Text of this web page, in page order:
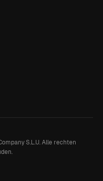
S.L.U. Alle rechten
.